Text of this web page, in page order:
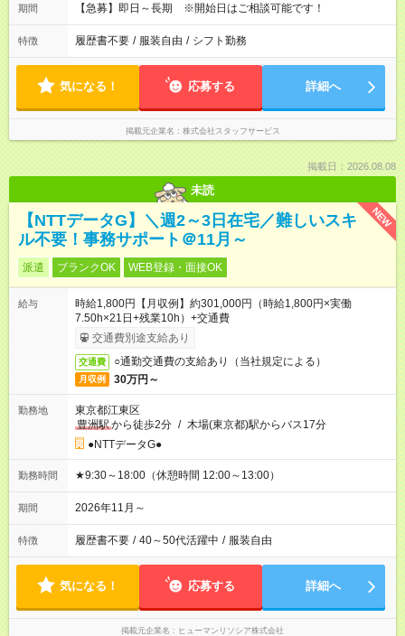
期間 【急募】即日～長期 ※開始日はご相談可能です！
特徴 履歴書不要 / 服装自由 / シフト勤務
気になる！ 応募する 詳細へ
掲載元企業名 株式会社スタッフサービス
掲載日：2026.08.08
未読
NEW
【NTTデータG】＼週2～3日在宅／難しいスキ
ル不要！事務サポート＠11月～
派遣 ブランクOK WEB登録・面接OK
給与
時給1,800円【月収例】約301,000円（時給1,800円×実働
7.50h×21日+残業10h）+交通費
交通費別途支給あり
交通費 ○通勤交通費の支給あり（当社規定による）
月収例 30万円～
勤務地
東京都江東区
豊洲駅から徒歩2分 / 木場(東京都)駅からバス17分
●NTTデータG●
勤務時間 ★9:30～18:00（休憩時間 12:00～13:00）
期間 2026年11月～
特徴 履歴書不要 / 40～50代活躍中 / 服装自由
気になる！ 応募する 詳細へ
掲載元企業名 ヒューマンリソシア株式会社